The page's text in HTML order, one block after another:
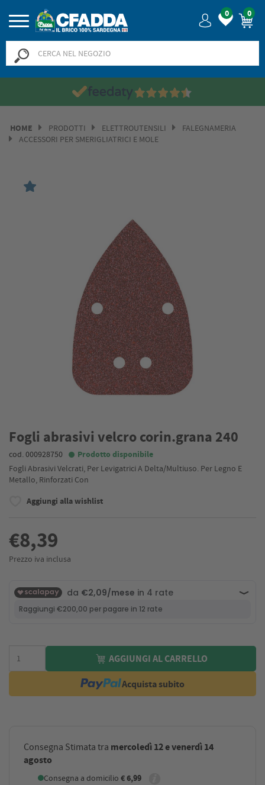
0 0
HOME PRODOTTI ELETTROUTENSILI
FALEGNAMERIA
ACCESSORI PER SMERIGLIATRICI E MOLE
Fogli abrasivi velcro corin.grana 240
cod. 000928750 Prodotto disponibile
Fogli Abrasivi Velcrati, Per Levigatrici A Delta/Multiuso. Per Legno E
Metallo, Rinforzati Con
Aggiungi alla wishlist
€8,39
Prezzo iva inclusa
AGGIUNGI AL CARRELLO
Acquista subito
Consegna Stimata tra mercoledì 12 e venerdì 14
agosto
Consegna a domicilio € 6,99